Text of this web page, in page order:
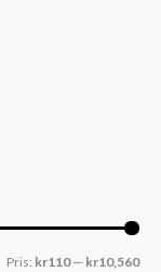
Pris: kr110— kr10,560